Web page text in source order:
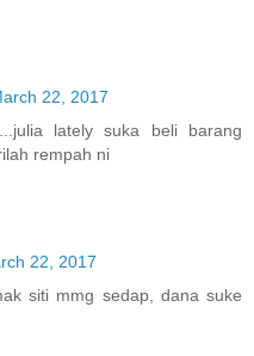
22, 2017
lately suka beli barang
rempah ni
22, 2017
siti mmg sedap, dana suke